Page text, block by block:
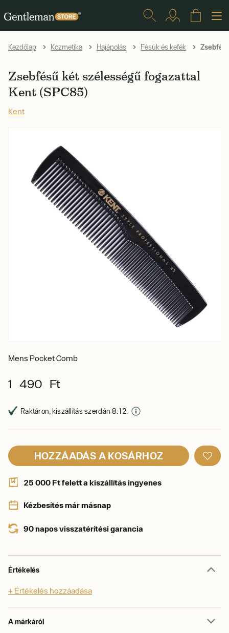
Kezdőlap Kozmetika Hajápolás Fésük és kefék
Zsebfésű két szélességű fogazattal
Kent (SPC85)
Kent
Mens Pocket Comb
1 490 Ft
Raktáron, kiszállítás szerdán 8. 12.
HOZZÁADÁS A KOSÁRHOZ
25 000 Ft felett a kiszállítás ingyenes
Kézbesítés már másnap
90 napos visszatérítési garancia
Értékelés
+ Értékelés hozzáadása
A márkáról